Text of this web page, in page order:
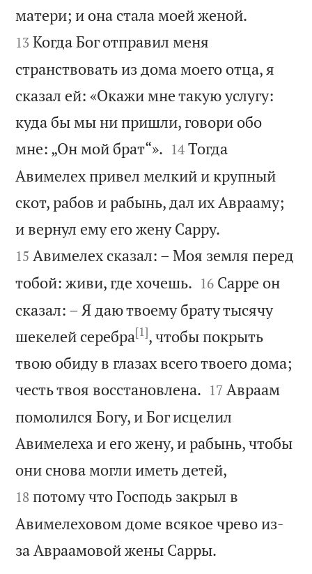
матери; и она стала моей женой.
13 Когда Бог отправил меня
странствовать из дома моего отца, я
сказал ей: «Окажи мне такую услугу:
куда бы мы ни пришли, говори обо
мне: „Он мой брат“». 

14 Тогда
Авимелех привел мелкий и крупный
скот, рабов и рабынь, дал их Аврааму;
и вернул ему его жену Сарру.
15 Авимелех сказал: – Моя земля перед
тобой: живи, где хочешь. 

16 Сарре он
сказал: – Я даю твоему брату тысячу
шекелей серебра[1], чтобы покрыть
твою обиду в глазах всего твоего дома;
честь твоя восстановлена. 

17 Авраам
помолился Богу, и Бог исцелил
Авимелеха и его жену, и рабынь, чтобы
они снова могли иметь детей,
18 потому что Господь закрыл в
Авимелеховом доме всякое чрево из-
за Авраамовой жены Сарры.